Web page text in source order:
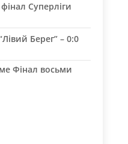
Суперліги
Берег” – 0:0
Фінал восьми